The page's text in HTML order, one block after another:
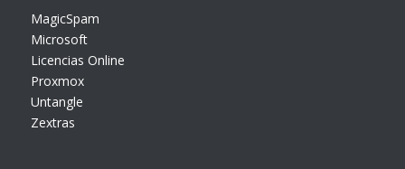
MagicSpam
Microsoft
Licencias Online
Proxmox
Untangle
Zextras